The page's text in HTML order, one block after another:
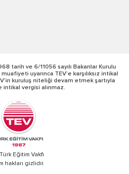
tarih ve 6/11056 sayılı Bakanlar Kurulu
uyarınca TEV’e karşılıksız intikal
kuruluş niteliği devam etmek şartıyla
intikal vergisi alınmaz.
Eğitim Vakfı
hakları gizlidir.